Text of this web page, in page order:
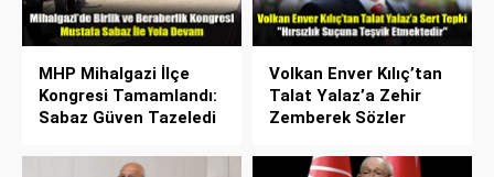
MHP Mihalgazi İlçe
Kongresi Tamamlandı:
Sabaz Güven Tazeledi
Volkan Enver Kılıç’tan
Talat Yalaz’a Zehir
Zemberek Sözler